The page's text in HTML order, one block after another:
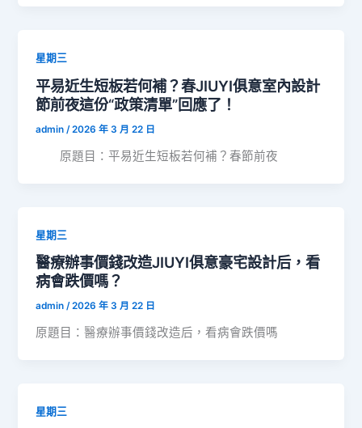
星期三
平易近生短板若何補？春JIUYI俱意室內設計
節前夜這份“政策清單”回應了！
admin/2026 年 3 月 22 日
原題目：平易近生短板若何補？春節前夜
星期三
醫療辦事價錢改造JIUYI俱意豪宅設計后，看
病會跌價嗎？
admin/2026 年 3 月 22 日
原題目：醫療辦事價錢改造后，看病會跌價嗎
星期三